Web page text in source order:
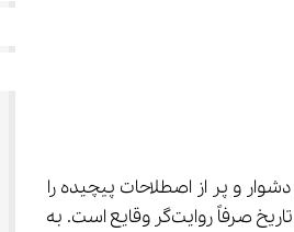
می‌اندیشند که بتواند این درس دشوار و پر از اصطلاحات پیچیده را
ساده‌ کرده و قابل فهم نماید؛ چرا که منطق دهم برای انسانی‌ها شبیه به یک دنیای ناشناخته است، دنیایی که نه مثل ریاضی با فرمول‌ها سر و کار دارد و نه مثل تاریخ صرفاً روایت‌گر وقایع است. به